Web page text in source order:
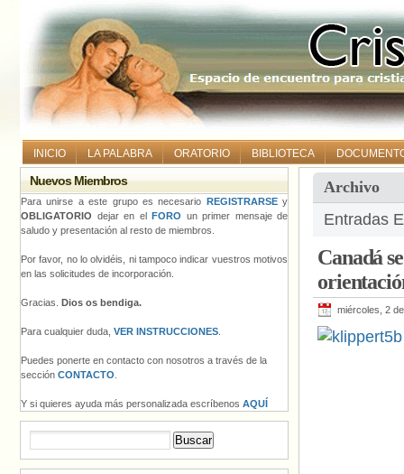
INICIO LA PALABRA ORATORIO BIBLIOTECA
Archivo
Entradas
Canadá
miércoles, 2
Nuevos Miembros
Para unirse a este grupo es necesario REGISTRARSEy
OBLIGATORIO dejar en el FORO un primer mensaje de
saludo y presentación al resto de miembros.
Por favor, no lo olvidéis, ni tampoco indicar vuestros motivos
en las solicitudes de incorporación.
Gracias. Dios os bendiga.
Para cualquier duda, VER INSTRUCCIONES
Puedes ponerte en contacto con nosotros a través de la
sección CONTACTO
Y si quieres ayuda más personalizada escríbenos AQUÍ